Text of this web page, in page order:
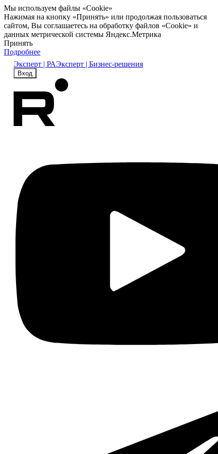
Мы используем файлы «Cookie»
Нажимая на кнопку «Принять» или продолжая пользоваться
сайтом, Вы соглашаетесь на обработку файлов «Cookie» и
данных метрической системы Яндекс.Метрика
Принять
Подробнее
Эксперт | РАЭксперт | Бизнес-решения
Вход